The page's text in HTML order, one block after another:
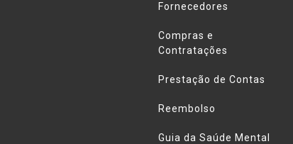
Fornecedores
Compras e
Contratações
Prestação de Contas
Reembolso
Guia da Saúde Mental